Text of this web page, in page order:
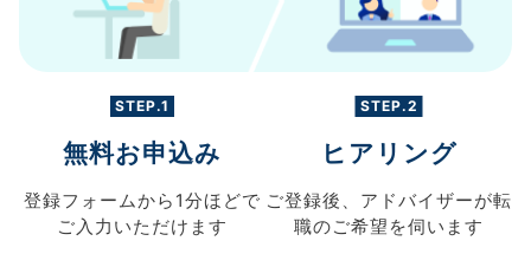
STEP.1
無料お申込み
登録フォームから 1分ほどで
ご入力 いただけます
STEP.2
ヒアリング
ご登録後、 アドバイザーが転
職のご希望を伺います